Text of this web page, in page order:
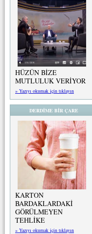
HÜZÜN BİZE
MUTLULUK VERİYOR
» Yazıyı okumak için tıklayın
DERDİME BİR ÇARE
KARTON
BARDAKLARDAKİ
GÖRÜLMEYEN
TEHLİKE
» Yazıyı okumak için tıklayın